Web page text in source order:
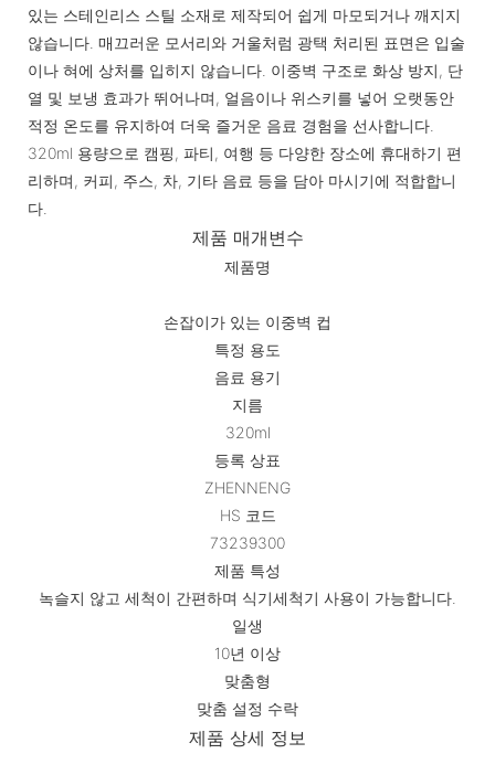
있는 스테인리스 스틸 소재로 제작되어 쉽게 마모되거나 깨지지
않습니다. 매끄러운 모서리와 거울처럼 광택 처리된 표면은 입술
이나 혀에 상처를 입히지 않습니다. 이중벽 구조로 화상 방지, 단
열 및 보냉 효과가 뛰어나며, 얼음이나 위스키를 넣어 오랫동안
적정 온도를 유지하여 더욱 즐거운 음료 경험을 선사합니다.
320ml 용량으로 캠핑, 파티, 여행 등 다양한 장소에 휴대하기 편
리하며, 커피, 주스, 차, 기타 음료 등을 담아 마시기에 적합합니
다.
제품 매개변수
제품명
손잡이가 있는 이중벽 컵
특정 용도
음료 용기
지름
320ml
등록 상표
ZHENNENG
HS 코드
73239300
제품 특성
녹슬지 않고 세척이 간편하며 식기세척기 사용이 가능합니다.
일생
10년 이상
맞춤형
맞춤 설정 수락
제품 상세 정보